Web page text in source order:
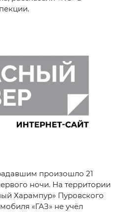
произошло 21
ночи. На территории
Харампур» Пуровского
«ГАЗ» не учёл